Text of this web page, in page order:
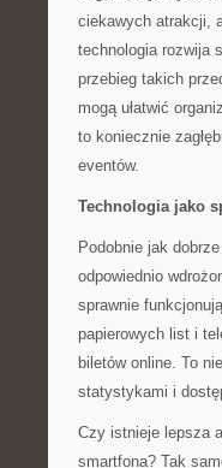
ciekawych atrakcji,
technologia rozwija
przebieg takich
mogą ułatwić
to koniecznie
eventów.
Technologia jako
Podobnie jak
odpowiednio
sprawnie
papierowych list i
biletów online. To
statystykami i
Czy istnieje lepsza
smartfona? Tak